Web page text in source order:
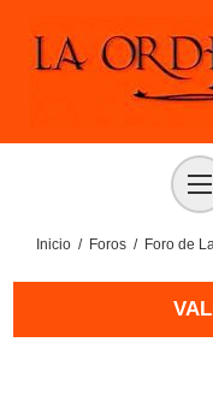
Inicio / Foros / Foro de